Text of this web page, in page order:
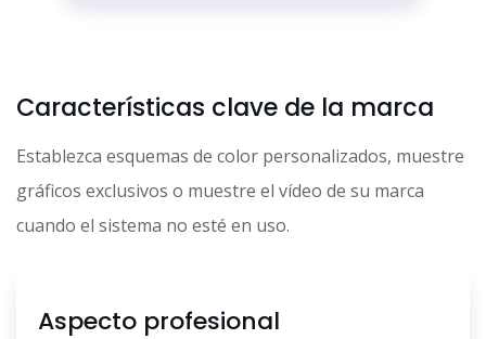
Características clave de la marca
Establezca esquemas de color personalizados, muestre
gráficos exclusivos o muestre el vídeo de su marca
cuando el sistema no esté en uso.
Aspecto profesional